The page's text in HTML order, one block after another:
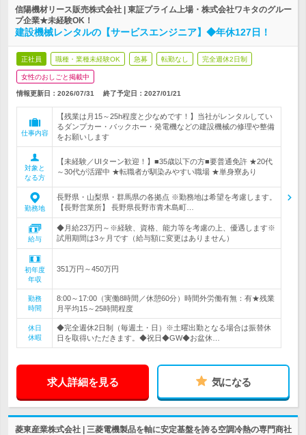
信陽機材リース販売株式会社 | 東証プライム上場・株式会社ワキタのグルー
プ企業★未経験OK！
建設機械レンタルの【サービスエンジニア】◆年休127日！
正社員 職種・業種未経験OK 急募 転勤なし 完全週休2日制
女性のおしごと掲載中
情報更新日：2026/07/31 終了予定日： 2027/01/21
仕事内容
【残業は月15～25h程度と少なめです！】当社がレンタルしてい
るダンプカー・バックホー・発電機などの建設機械の修理や整備
をお願いします
対象と
なる方
【未経験／UIターン歓迎！】■35歳以下の方■要普通免許 ★20代
～30代が活躍中 ★転職者が馴染みやすい職場 ★単身寮あり
勤務地
長野県・山梨県・群馬県の各拠点 ※勤務地は希望を考慮します。
【長野営業所】 長野県長野市青木島町…
給与
◆月給23万円～※経験、資格、能力等を考慮の上、優遇します※
試用期間は3ヶ月です（給与額に変更はありません）
初年度
年収
351万円～450万円
勤務
時間
8:00～17:00（実働8時間／休憩60分）時間外労働有無：有★残業
月平均15～25時間程度
休日
休暇
◆完全週休2日制（毎週土・日）※土曜出勤となる場合は振替休
日を取得いただきます。◆祝日◆GW◆お盆休…
求人詳細を見る 気になる
菱東産業株式会社 | 三菱電機製品を軸に安定基盤を誇る空調冷熱の専門商社